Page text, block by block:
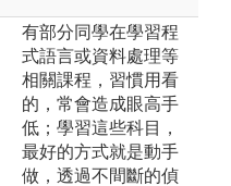
有部分同學在學習程
式語言或資料處理等
相關課程，習慣用看
的，常會造成眼高手
低；學習這些科目，
最好的方式就是動手
做，透過不間斷的偵